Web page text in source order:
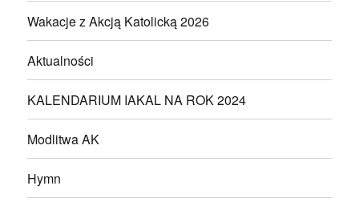
Wakacje z Akcją Katolicką 2026
Aktualności
KALENDARIUM IAKAL NA ROK 2024
Modlitwa AK
Hymn